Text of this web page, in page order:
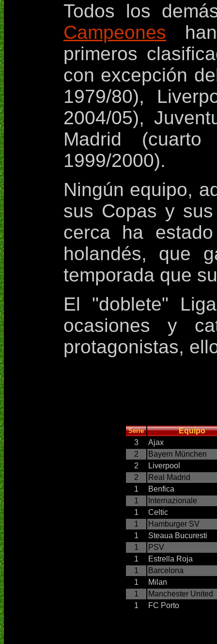
Todos los
Campeones
primeros
con excepción
1979/80),
2004/05),
Madrid
1999/2000).
Ningún equipo,
sus Copas y
cerca ha
holandés, que
temporada que
El "doblete"
ocasiones y
protagonistas,
Serie
Equipo
3
Ajax
2
Bayern München
2
Liverpool
2
Real Madrid
1
Benfica
1
Internazionale
1
Celtic
1
Hamburger SV
1
Steaua Bucuresti
1
PSV
1
Estrella Roja
1
Barcelona
1
Milan
1
Manchester United
1
FC Porto